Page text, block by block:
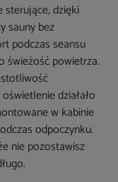
sterujące, dzięki
sauny bez
podczas seansu
świeżość powietrza.
działało
w kabinie
odpoczynku.
nie pozostawisz